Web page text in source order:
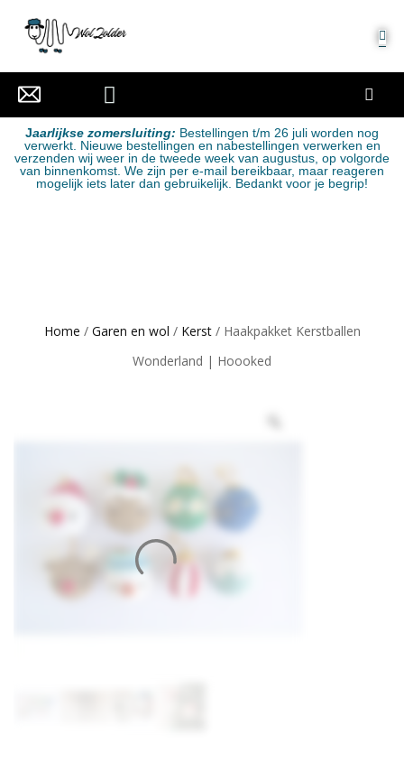
Jaarlijkse zomersluiting: Bestellingen t/m 26 juli worden nog
verwerkt. Nieuwe bestellingen en nabestellingen verwerken en
verzenden wij weer in de tweede week van augustus, op volgorde
van binnenkomst. We zijn per e-mail bereikbaar, maar reageren
mogelijk iets later dan gebruikelijk. Bedankt voor je begrip!
Home / Garen en wol / Kerst/ Haakpakket Kerstballen
Wonderland | Hoooked